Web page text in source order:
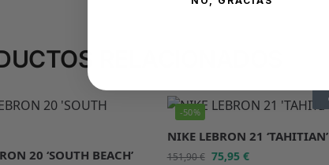
RELACIONADOS
20 ‘SOUTH BEACH’
-50%
NIKE LEBRON 21 ‘TAHITIAN’
151,90€ 75,95 €